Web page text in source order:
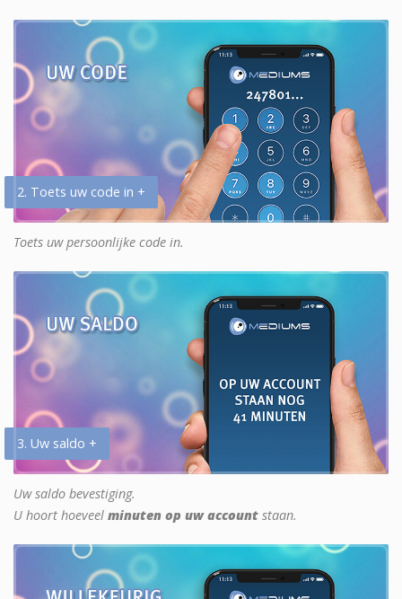
2. Toets uw code in +
Toets uw persoonlijke code in.
3. Uw saldo +
Uw saldo bevestiging.
U hoort hoeveel minuten op uw account staan.